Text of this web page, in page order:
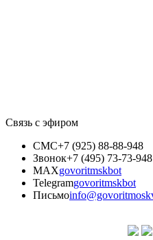
Связь с эфиром
СМС+7 (925) 88-88-948
Звонок+7 (495) 73-73-948
MAXgovoritmskbot
Telegramgovoritmskbot
Письмо